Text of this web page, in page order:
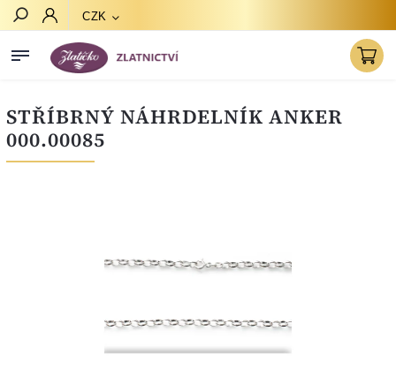
CZK
STŘÍBRNÝ NÁHRDELNÍK ANKER
000.00085